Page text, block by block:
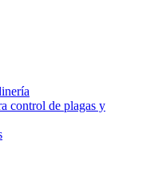
control de plagas y